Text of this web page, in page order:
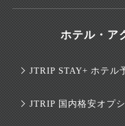
ホテル・ア
JTRIP STAY+ ホテル
JTRIP 国内格安オプ